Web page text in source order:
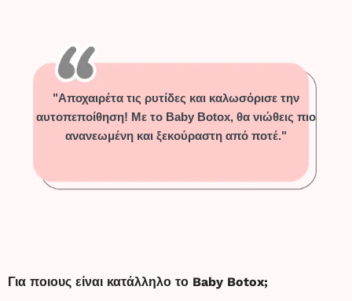
"Αποχαιρέτα τις ρυτίδες και καλωσόρισε την
αυτοπεποίθηση! Με το Baby Botox, θα νιώθεις πιο
ανανεωμένη και ξεκούραστη από ποτέ."
Για ποιους είναι κατάλληλο το Baby Botox;